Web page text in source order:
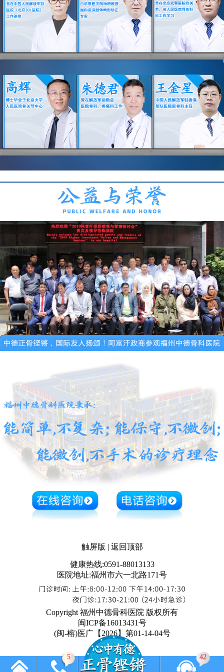
触屏版 | 返回顶部
健康热线:0591-88013133
医院地址:福州市六一北路171号
Copyright 福州中德骨科医院 版权所有
闽ICP备16013431号
(闽-榕)医广【2026】第01-14-04号
5 42